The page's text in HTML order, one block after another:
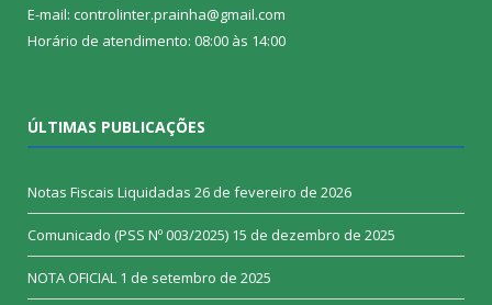
E-mail: controlinter.prainha@gmail.com
Horário de atendimento: 08:00 às 14:00
ÚLTIMAS PUBLICAÇÕES
Notas Fiscais Liquidadas 26 de fevereiro de 2026
Comunicado (PSS Nº 003/2025) 15 de dezembro de 2025
NOTA OFICIAL 1 de setembro de 2025